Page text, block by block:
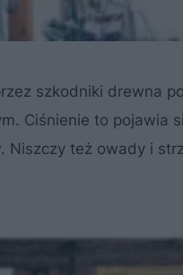
szkodniki drewna
Ciśnienie to pojawia
Niszczy też owady i